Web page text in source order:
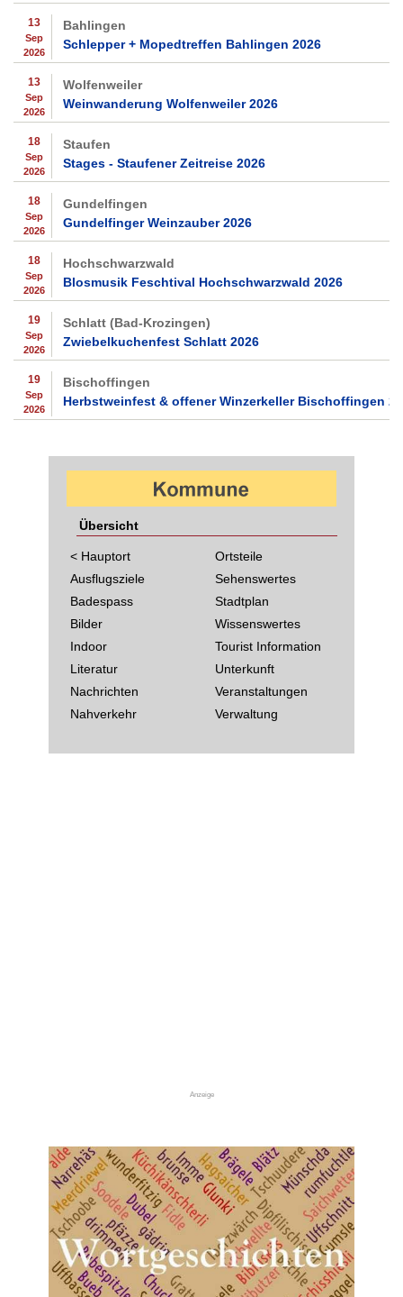
13
Sep
2026
Bahlingen
Schlepper + Mopedtreffen Bahlingen 2026
13
Sep
2026
Wolfenweiler
Weinwanderung Wolfenweiler 2026
18
Sep
2026
Staufen
Stages - Staufener Zeitreise 2026
18
Sep
2026
Gundelfingen
Gundelfinger Weinzauber 2026
18
Sep
2026
Hochschwarzwald
Blosmusik Feschtival Hochschwarzwald 2026
19
Sep
2026
Schlatt (Bad-Krozingen)
Zwiebelkuchenfest Schlatt 2026
19
Sep
2026
Bischoffingen
Herbstweinfest & offener Winzerkeller Bischoffingen
Übersicht
< Hauptort
Ausflugsziele
Badespass
Bilder
Indoor
Literatur
Nachrichten
Nahverkehr
Ortsteile
Sehenswertes
Stadtplan
Wissenswertes
Tourist Information
Unterkunft
Veranstaltungen
Verwaltung
Anzeige